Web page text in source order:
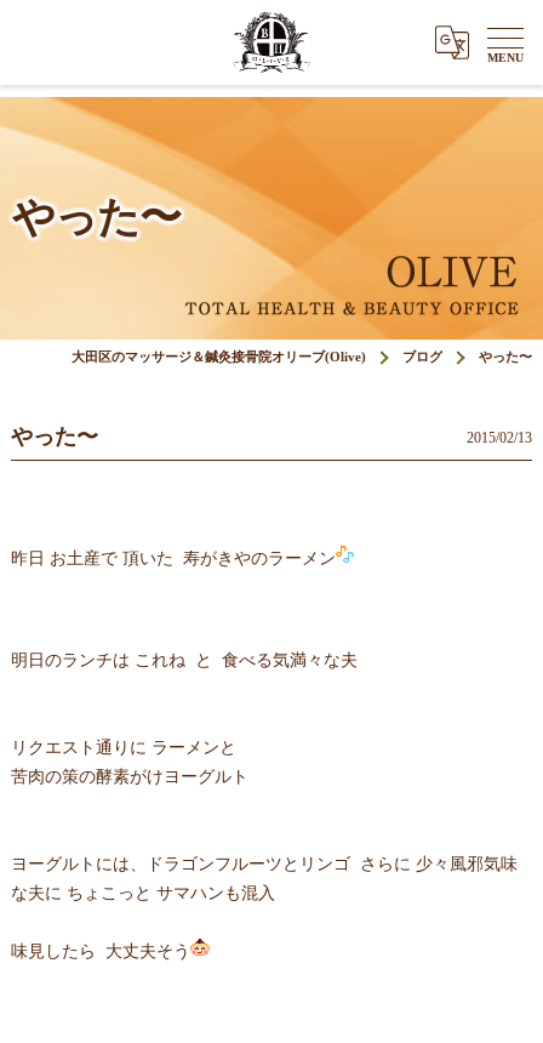
やった〜
大田区のマッサージ＆鍼灸接骨院オリーブ(Olive) ブログ やった〜
やった〜 2015/02/13
昨日 お土産で 頂いた 寿がきやのラーメン
明日のランチは これね と 食べる気満々な夫
リクエスト通りに ラーメンと
苦肉の策の酵素がけヨーグルト
ヨーグルトには、ドラゴンフルーツとリンゴ さらに 少々風邪気味
な夫に ちょこっと サマハンも混入
味見したら 大丈夫そう